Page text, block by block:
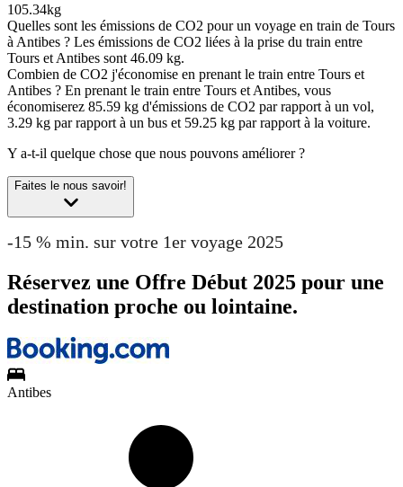
105.34kg
Quelles sont les émissions de CO2 pour un voyage en train de Tours
à Antibes ? Les émissions de CO2 liées à la prise du train entre
Tours et Antibes sont 46.09 kg.
Combien de CO2 j'économise en prenant le train entre Tours et
Antibes ? En prenant le train entre Tours et Antibes, vous
économiserez 85.59 kg d'émissions de CO2 par rapport à un vol,
3.29 kg par rapport à un bus et 59.25 kg par rapport à la voiture.
Y a-t-il quelque chose que nous pouvons améliorer ?
Faites le nous savoir!
-15 % min. sur votre 1er voyage 2025
Réservez une Offre Début 2025 pour une
destination proche ou lointaine.
Antibes